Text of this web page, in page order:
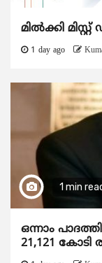
മിൽക്കി
1 day ago
1 min
ഒന്നാം
21,121 കോടി